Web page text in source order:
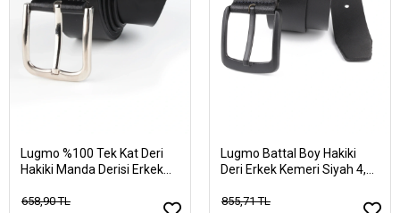
Lugmo %100 Tek Kat Deri
Hakiki Manda Derisi Erkek
658,90 TL
Lugmo Battal Boy Hakiki
Deri Erkek Kemeri Siyah 4,5
855,71 TL